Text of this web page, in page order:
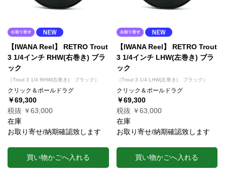
【IWANA Reel】 RETRO Trout
3 1/4インチ RHW(右巻き) ブラ
ック
（Trout 3 1/4 RHW(右巻き) ブラック）
クリック＆ポールドラグ
￥69,300
税抜 ￥63,000
在庫
お取り寄せ/納期確認致します
買い物かごへ入れる
【IWANA Reel】 RETRO Trout
3 1/4インチ LHW(左巻き) ブラ
ック
（Trout 3 1/4 LHW(左巻き) ブラック）
クリック＆ポールドラグ
￥69,300
税抜 ￥63,000
在庫
お取り寄せ/納期確認致します
買い物かごへ入れる